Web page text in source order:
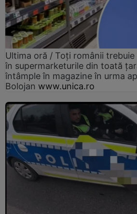
Ultima oră / Toți românii
în supermarketurile din toată
întâmple în magazine în urma
Bolojan www.unica.ro